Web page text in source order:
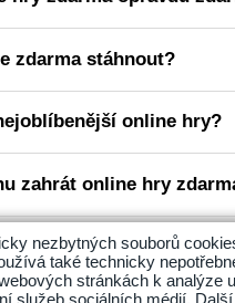
zdarma stáhnout?
online hry?
zahrát online hry
našeho
nezbytných souborů
také technicky
stránkách k analýze
služeb sociálních médií.